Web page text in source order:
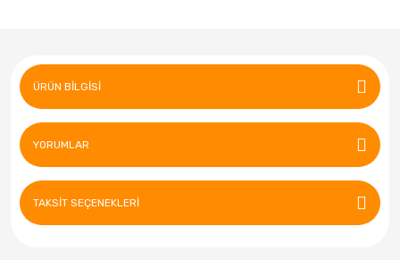
ÜRÜN BILGISI
YORUMLAR
TAKSIT SEÇENEKLERI